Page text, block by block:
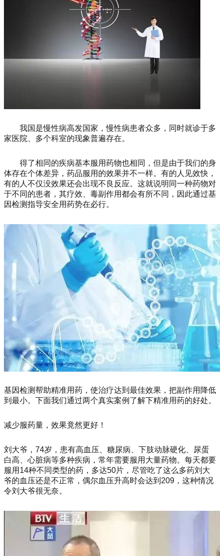
我国是慢性病高发国家，慢性病患者众多，同时就诊于多
家医院、多个科室的现象普遍存在。
得了相同的疾病基本服用药物也相同，但是由于我们的身
体存在个体差异，药品服用的效果并不一样。有的人见效快，
有的人不仅没效果还会出现不良反应。这就说明同一种药物对
于不同的患者，其疗效、毒副作用都会有所不同，因此通过基
因检测指导安全用药势在必行。
基因检测帮助精准用药，使治疗达到最佳效果，把副作用降低
到最小。下面我们通过两个真实案例了解下精准用药的好处。
减少服药量，效果竟然更好！
刘大爷，74岁，患有高血压、糖尿病、下肢动脉硬化、尿蛋
白高、心脏病等多种疾病，常年需要服用大量药物。每天都要
服用14种不同类型的药，多达50片，尽管吃了这么多药刘大
爷的血压还是不正常，偶尔血压升高时会达到209，这种情况
令刘大爷很无奈。